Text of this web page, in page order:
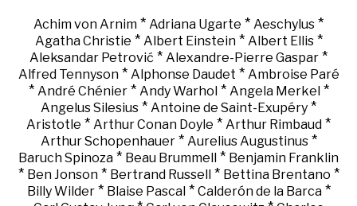
Achim von Arnim * Adriana Ugarte * Aeschylus *
Agatha Christie * Albert Einstein* Albert Ellis*
Aleksandar Petrović * Alexandre-Pierre Gaspar *
Alfred Tennyson* Alphonse Daudet * Ambroise Paré
* André Chénier* Andy Warhol * Angela Merkel *
Angelus Silesius * Antoine de Saint-Exupéry *
Aristotle * Arthur Conan Doyle * Arthur Rimbaud *
Arthur Schopenhauer* Aurelius Augustinus*
Baruch Spinoza * Beau Brummell * Benjamin Franklin
* Ben Jonson* Bertrand Russell * Bettina Brentano *
Billy Wilder* Blaise Pascal* Calderón de la Barca*